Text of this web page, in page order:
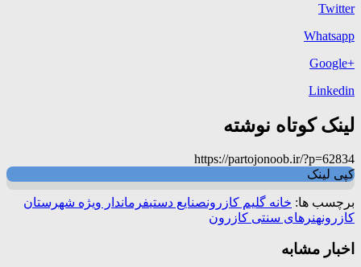
Twitter
Whatsapp
+Google
Linkedin
لینک کوتاه نوشته
https://partojonoob.ir/?p=62834
کپی لینک
برچسب ها: خانه گلیم کازرونصنایع دستیفرماندار ویژه شهرستان
کازرونهنرهای سنتی کازرون
اخبار مشابه